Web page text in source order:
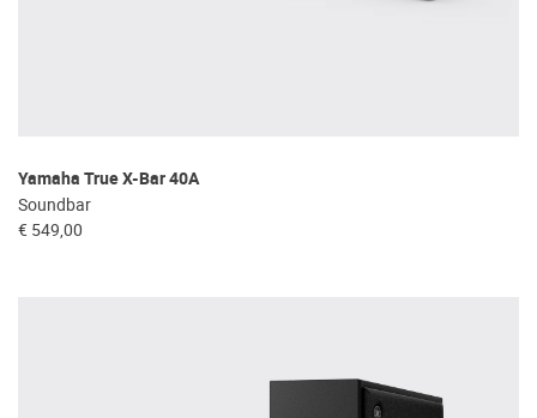
Yamaha True X-Bar 40A
Soundbar
€ 549,00